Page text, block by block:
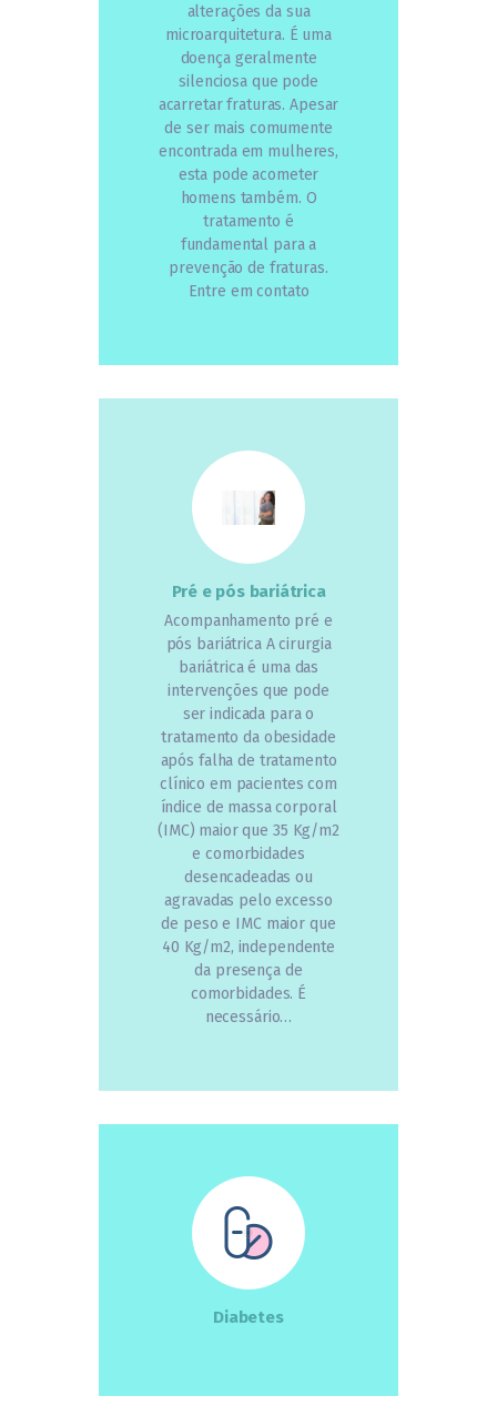
alterações da sua
microarquitetura. É uma
doença geralmente
silenciosa que pode
acarretar fraturas. Apesar
de ser mais comumente
encontrada em mulheres,
esta pode acometer
homens também. O
tratamento é
fundamental para a
prevenção de fraturas.
Entre em contato
Pré e pós bariátrica
Acompanhamento pré e
pós bariátrica A cirurgia
bariátrica é uma das
intervenções que pode
ser indicada para o
tratamento da obesidade
após falha de tratamento
clínico em pacientes com
índice de massa corporal
(IMC) maior que 35 Kg/m2
e comorbidades
desencadeadas ou
agravadas pelo excesso
de peso e IMC maior que
40 Kg/m2, independente
da presença de
comorbidades. É
necessário…
Diabetes